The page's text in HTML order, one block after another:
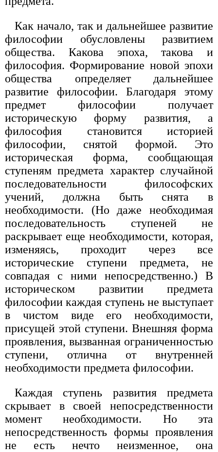
Как начало, так и дальнейшее развитие
философии обусловлены развитием
общества. Какова эпоха, такова и
философия. Формирование новой эпохи
общества определяет дальнейшее
развитие философии. Благодаря этому
предмет философии получает
историческую форму развития, а
философия становится историей
философии, снятой формой. Это
историческая форма, сообщающая
ступеням предмета характер случайной
последовательности философских
учений, должна быть снята в
необходимости. (Но даже необходимая
последовательность ступеней не
раскрывает еще необходимости, которая,
изменяясь, проходит через все
исторические ступени предмета, не
совпадая с ними непосредственно.) В
историческом развитии предмета
философии каждая ступень не выступает
в чистом виде его необходимости,
присущей этой ступени. Внешняя форма
проявления, вызванная ограниченностью
ступени, отлична от внутренней
необходимости предмета философии.
Каждая ступень развития предмета
скрывает в своей непосредственности
момент необходимости. Но эта
непосредственность формы проявления
не есть нечто неизменное, она